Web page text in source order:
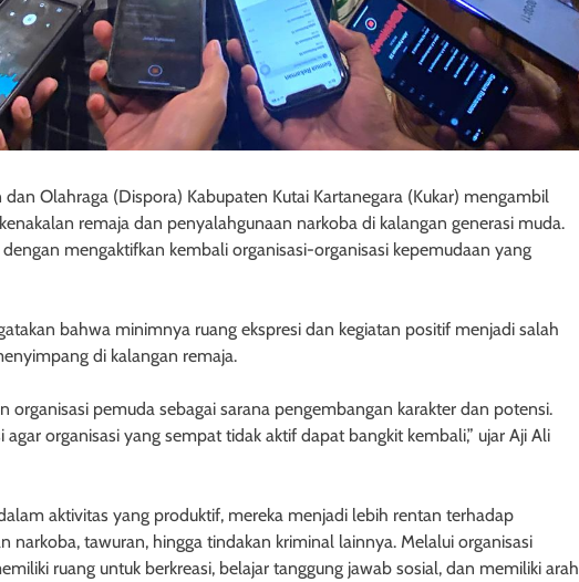
dan Olahraga (Dispora) Kabupaten Kutai Kartanegara (Kukar) mengambil
remaja dan penyalahgunaan narkoba di kalangan generasi muda.
mengaktifkan kembali organisasi-organisasi kepemudaan yang
bahwa minimnya ruang ekspresi dan kegiatan positif menjadi salah
di kalangan remaja.
organisasi pemuda sebagai sarana pengembangan karakter dan potensi.
organisasi yang sempat tidak aktif dapat bangkit kembali,” ujar Aji Ali
aktivitas yang produktif, mereka menjadi lebih rentan terhadap
narkoba, tawuran, hingga tindakan kriminal lainnya. Melalui organisasi
ruang untuk berkreasi, belajar tanggung jawab sosial, dan memiliki arah